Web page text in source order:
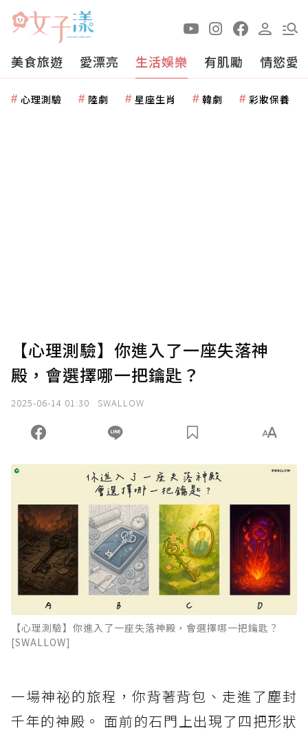
美食旅遊 愛漂亮 生活娛樂 有肌勵 情慾愛
心理測驗 陸劇 星座生肖 韓劇 彩妝保養
【心理測驗】你進入了一座失落神
殿，會選擇哪一把鑰匙？
2025-06-14 01:30 SWALLOW
【心理測驗】你進入了一座失落神殿，會選擇哪一把鑰匙？
[SWALLOW]
一場神祕的旅程，你背著背包、走進了塵封
千年的神殿。 面前的石門上出現了四把形狀